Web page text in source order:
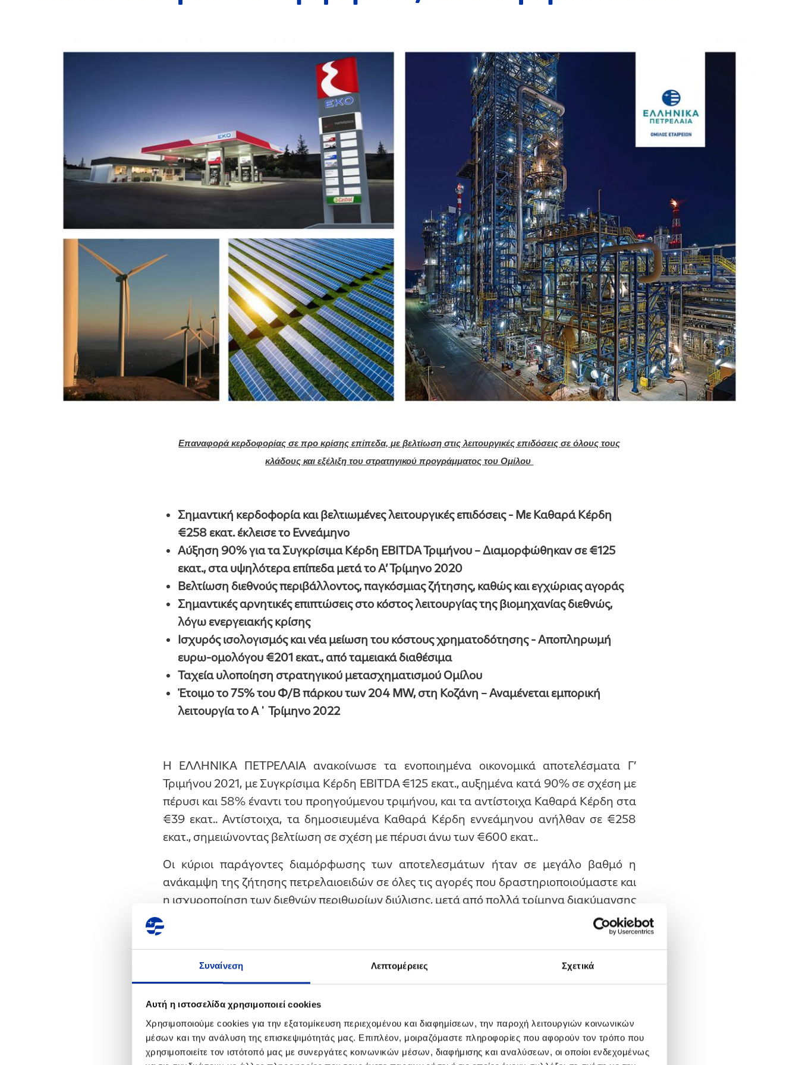
Συναίνεση Λεπτομέρειες Σχετικά
Αυτή η ιστοσελίδα χρησιμοποιεί cookies
Χρησιμοποιούμε cookies για την εξατομίκευση περιεχομένου και διαφημίσεων, την παροχή λειτουργιών κοινωνικών
μέσων και την ανάλυση της επισκεψιμότητάς μας. Επιπλέον, μοιραζόμαστε πληροφορίες που αφορούν τον τρόπο που
χρησιμοποιείτε τον ιστότοπό μας με συνεργάτες κοινωνικών μέσων, διαφήμισης και αναλύσεων, οι οποίοι ενδεχομένως
Επαναφορά κερδοφορίας σε προ κρίσης επίπεδα, με βελτίωση στις λειτουργικές επιδόσεις σε όλους τους
κλάδους και εξέλιξη του στρατηγικού προγράμματος του Ομίλου
Σημαντική κερδοφορία και βελτιωμένες λειτουργικές επιδόσεις - Με Καθαρά Κέρδη
€258 εκατ. έκλεισε το Εννεάμηνο
Αύξηση 90% για τα Συγκρίσιμα Κέρδη EBITDA Τριμήνου – Διαμορφώθηκαν σε €125
εκατ., στα υψηλότερα επίπεδα μετά το Α’ Τρίμηνο 2020
Βελτίωση διεθνούς περιβάλλοντος, παγκόσμιας ζήτησης, καθώς και εγχώριας αγοράς
Σημαντικές αρνητικές επιπτώσεις στο κόστος λειτουργίας της βιομηχανίας διεθνώς,
λόγω ενεργειακής κρίσης
Ισχυρός ισολογισμός και νέα μείωση του κόστους χρηματοδότησης - Αποπληρωμή
ευρω-ομολόγου €201 εκατ., από ταμειακά διαθέσιμα
Ταχεία υλοποίηση στρατηγικού μετασχηματισμού Ομίλου
Έτοιμο το 75% του Φ/Β πάρκου των 204 ΜW, στη Κοζάνη – Αναμένεται εμπορική
λειτουργία το Α΄ Τρίμηνο 2022
Η ΕΛΛΗΝΙΚΑ ΠΕΤΡΕΛΑΙΑ ανακοίνωσε τα ενοποιημένα οικονομικά αποτελέσματα Γ’
Τριμήνου 2021, με Συγκρίσιμα Κέρδη EBITDA €125 εκατ., αυξημένα κατά 90% σε σχέση με
πέρυσι και 58% έναντι του προηγούμενου τριμήνου, και τα αντίστοιχα Καθαρά Κέρδη στα
€39 εκατ.. Αντίστοιχα, τα δημοσιευμένα Καθαρά Κέρδη εννεάμηνου ανήλθαν σε €258
εκατ., σημειώνοντας βελτίωση σε σχέση με πέρυσι άνω των €600 εκατ..
Οι κύριοι παράγοντες διαμόρφωσης των αποτελεσμάτων ήταν σε μεγάλο βαθμό η
ανάκαμψη της ζήτησης πετρελαιοειδών σε όλες τις αγορές που δραστηριοποιούμαστε και
η ισχυροποίηση των διεθνών περιθωρίων διύλισης, μετά από πολλά τρίμηνα διακύμανσης
σε ιστορικά χαμηλά. Αντίστοιχα, θετική επίπτωση είχαν οι πολύ καλές λειτουργικές
επιδόσεις στα διυλιστήρια και στις εμπορικές εταιρείες στην Ελλάδα και το εξωτερικό,
καθώς και τα πρώτα αποτελέσματα από τα προγράμματα στρατηγικού μετασχηματισμού.
Σημαντικό μέρος της λειτουργικής βελτίωσης αντισταθμίστηκε από την εκτίναξη στο
κόστος ενέργειας και δικαιωμάτων CO , που αποτελεί πλέον μία από τις σημαντικότερες
προκλήσεις για τις βιομηχανίες στην Ελλάδα, αλλά και διεθνώς.
Ο κλάδος Διύλισης, Εφοδιασμού και Εμπορίας ενίσχυσε σημαντικά τη συνεισφορά του,
στα υψηλότερα επίπεδα των τελευταίων 5 τριμήνων, κυρίως λόγω της αυξημένης